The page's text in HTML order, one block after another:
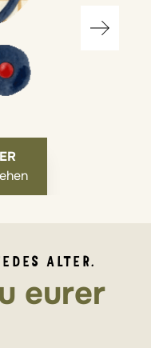
ALTER.
eurer